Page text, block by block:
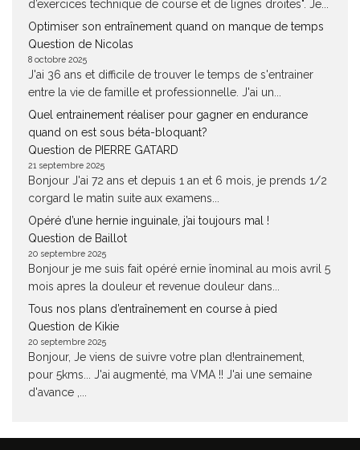
d’exercices technique de course et de lignes droites". Je...
Optimiser son entraînement quand on manque de temps
Question de Nicolas
8 octobre 2025
J'ai 36 ans et difficile de trouver le temps de s'entrainer
entre la vie de famille et professionnelle. J'ai un...
Quel entrainement réaliser pour gagner en endurance
quand on est sous béta-bloquant?
Question de PIERRE GATARD
21 septembre 2025
Bonjour J'ai 72 ans et depuis 1 an et 6 mois, je prends 1/2
corgard le matin suite aux examens...
Opéré d’une hernie inguinale, j’ai toujours mal !
Question de Baillot
20 septembre 2025
Bonjour je me suis fait opéré ernie înominal au mois avril 5
mois apres la douleur et revenue douleur dans...
Tous nos plans d’entraînement en course à pied
Question de Kikie
20 septembre 2025
Bonjour, Je viens de suivre votre plan d!entrainement,
pour 5kms... J'ai augmenté, ma VMA !! J'ai une semaine
d'avance ,...